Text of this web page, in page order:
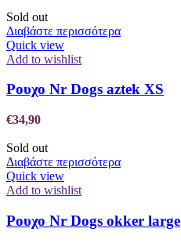
Sold out
Διαβάστε περισσότερα
Quick view
Add to wishlist
Ρουχο Nr Dogs aztek XS
€34,90
Sold out
Διαβάστε περισσότερα
Quick view
Add to wishlist
Ρουχο Nr Dogs okker large